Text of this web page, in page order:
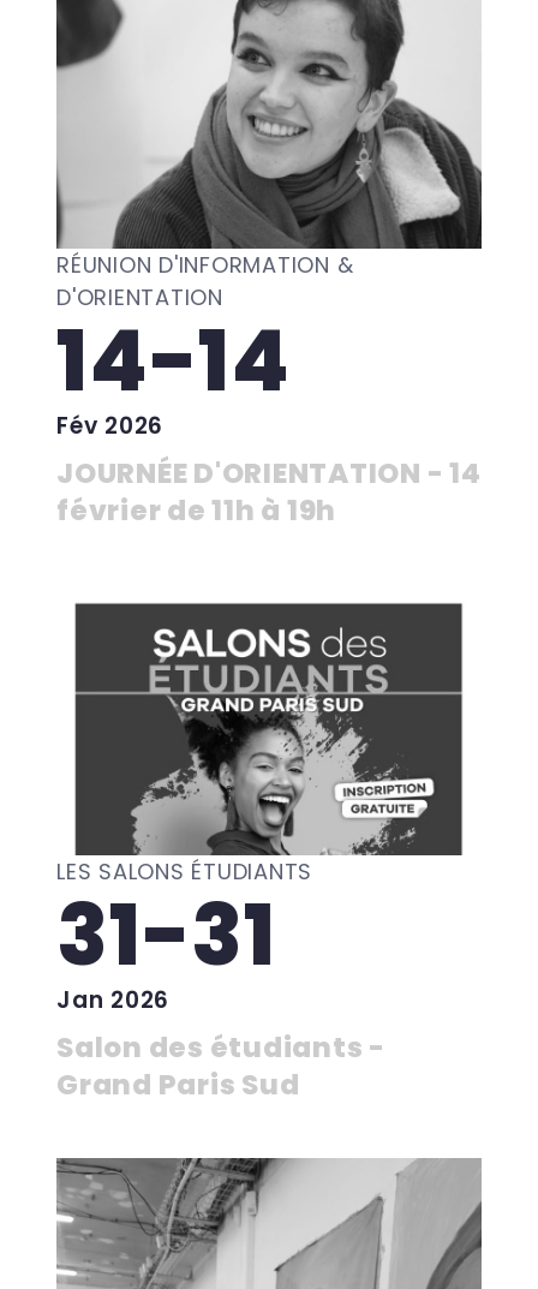
RÉUNION D'INFORMATION &
D'ORIENTATION
14-14
Fév 2026
JOURNÉE D'ORIENTATION - 14
février de 11h à 19h
LES SALONS ÉTUDIANTS
31-31
Jan 2026
Salon des étudiants -
Grand Paris Sud